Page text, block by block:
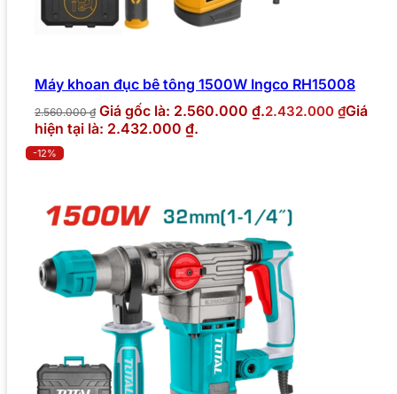
Máy khoan đục bê tông 1500W Ingco RH15008
2.560.000₫ Giá gốc là: 2.560.000 ₫.2.432.000 ₫Giá
hiện tại là: 2.432.000 ₫.
-12%